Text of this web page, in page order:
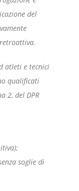
del
atleti e tecnici
qualificati
2, del DPR
soglie di